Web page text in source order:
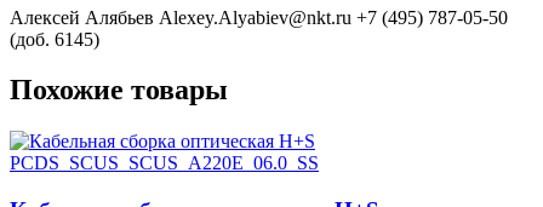
Алексей Алябьев Alexey.Alyabiev@nkt.ru +7 (495) 787-05-50
(доб. 6145)
Похожие товары